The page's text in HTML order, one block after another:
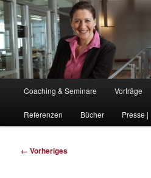
Zum
primären
Inhalt
springenauchschwelk.de
Coaching . Vorträge . Seminare
Coaching & Seminare Vorträge
Referenzen Bücher Presse
Bilder-
← Vorheriges